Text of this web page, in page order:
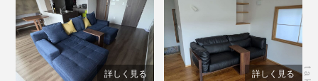
詳しく見る 詳しく見る